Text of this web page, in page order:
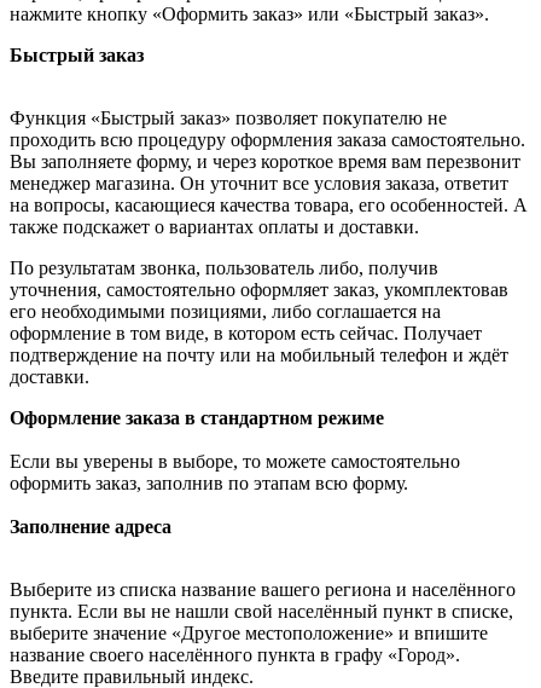
нажмите кнопку «Оформить заказ» или «Быстрый заказ».
Быстрый заказ
Функция «Быстрый заказ» позволяет покупателю не
проходить всю процедуру оформления заказа самостоятельно.
Вы заполняете форму, и через короткое время вам перезвонит
менеджер магазина. Он уточнит все условия заказа, ответит
на вопросы, касающиеся качества товара, его особенностей. А
также подскажет о вариантах оплаты и доставки.
По результатам звонка, пользователь либо, получив
уточнения, самостоятельно оформляет заказ, укомплектовав
его необходимыми позициями, либо соглашается на
оформление в том виде, в котором есть сейчас. Получает
подтверждение на почту или на мобильный телефон и ждёт
доставки.
Оформление заказа в стандартном режиме
Если вы уверены в выборе, то можете самостоятельно
оформить заказ, заполнив по этапам всю форму.
Заполнение адреса
Выберите из списка название вашего региона и населённого
пункта. Если вы не нашли свой населённый пункт в списке,
выберите значение «Другое местоположение» и впишите
название своего населённого пункта в графу «Город».
Введите правильный индекс.